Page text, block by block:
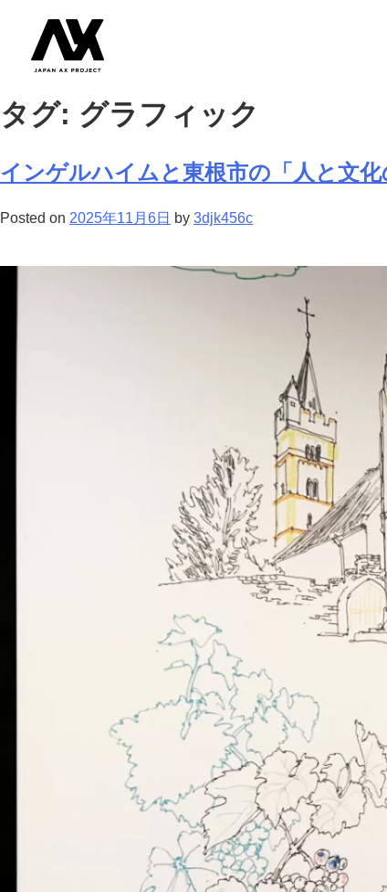
タグ: グラフィック
インゲルハイムと東根市の「人と文化
Posted on 2025年11月6日 by 3djk456c